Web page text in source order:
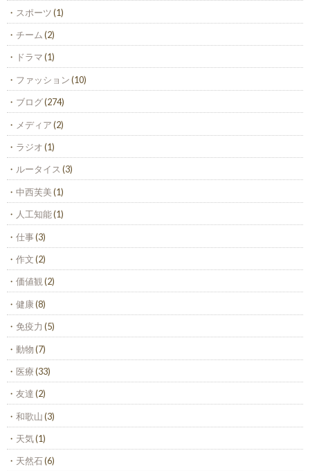
スポーツ(1)
チーム (2)
ドラマ(1)
ファッション(10)
ブログ(274)
メディア(2)
ラジオ(1)
ルータイス (3)
中西芙美(1)
人工知能(1)
仕事(3)
作文(2)
価値観(2)
健康(8)
免疫力 (5)
動物(7)
医療(33)
友達(2)
和歌山(3)
天気(1)
天然石(6)